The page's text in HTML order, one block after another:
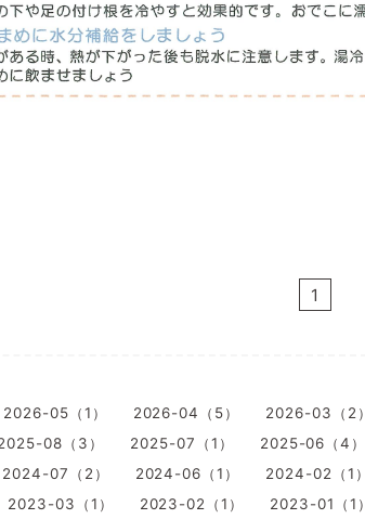
1
2026-05（1） 2026-04（5） 2026-03（2）
08（3） 2025-07（1） 2025-06（4）
2024-07（2） 2024-06（1） 2024-02（1）
2023-03（1） 2023-02（1） 2023-01（1）